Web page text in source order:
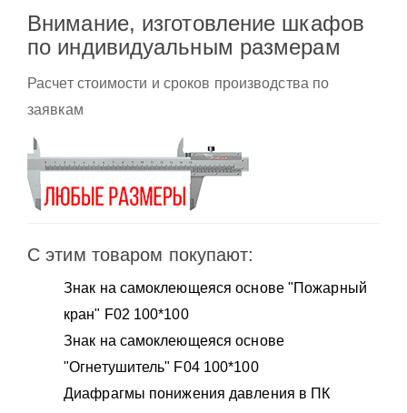
Внимание, изготовление шкафов
по индивидуальным размерам
Расчет стоимости и сроков производства по
заявкам
С этим товаром покупают:
Знак на самоклеющеяся основе "Пожарный
кран" F02 100*100
Знак на самоклеющеяся основе
"Огнетушитель" F04 100*100
Диафрагмы понижения давления в ПК